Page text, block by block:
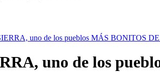
uno de los pueblos MÁS BONITOS
uno de los